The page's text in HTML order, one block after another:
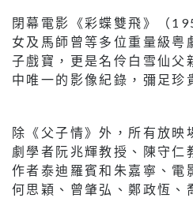
閉幕電影《彩蝶雙飛》（
女及馬師曾等多位重量級粤
子戲寶，更是名伶白雪仙父
中唯一的影像紀錄，彌足珍
除《父子情》外，所有放映
劇學者阮兆輝教授、陳守仁
作者泰迪羅賓和朱嘉寧、電
何思穎、曾肇弘、鄭政恆、